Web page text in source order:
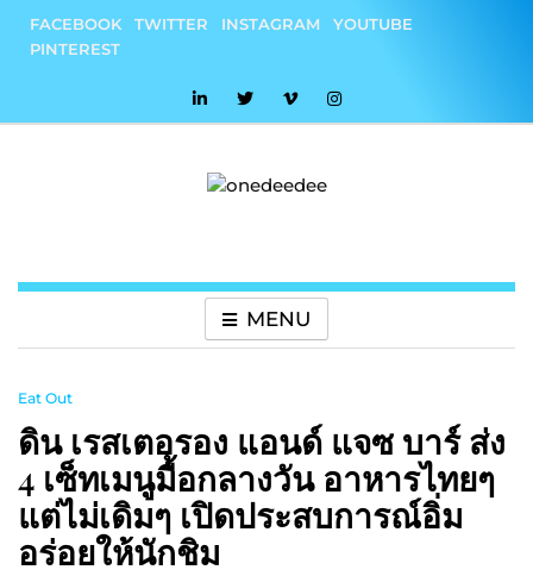
content
FACEBOOK TWITTER INSTAGRAM
YOUTUBE
PINTEREST
MENU
Eat Out
ดิน เรสเตอรอง แอนด์ แจซ บาร์ ส่ง
4 เซ็ทเมนูมื้อกลางวัน อาหารไทยๆ
แต่ไม่เดิมๆ เปิดประสบการณ์อิ่ม
อร่อยให้นักชิม